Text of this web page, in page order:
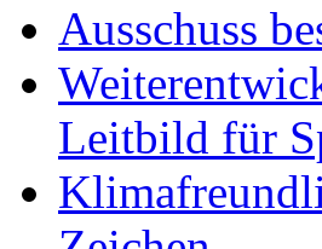
Ausschuss
Leitbild für